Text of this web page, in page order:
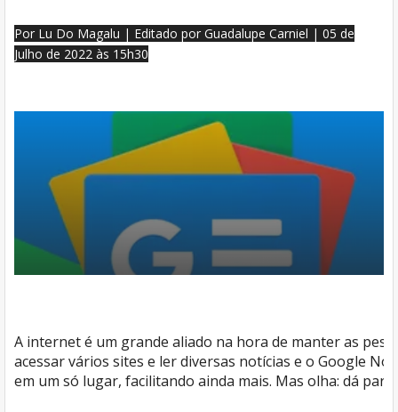
Por Lu Do Magalu | Editado por Guadalupe Carniel | 05 de
Julho de 2022 às 15h30
A internet é um grande aliado na hora de manter as
acessar vários sites e ler diversas notícias e o Google
em um só lugar, facilitando ainda mais. Mas olha: dá